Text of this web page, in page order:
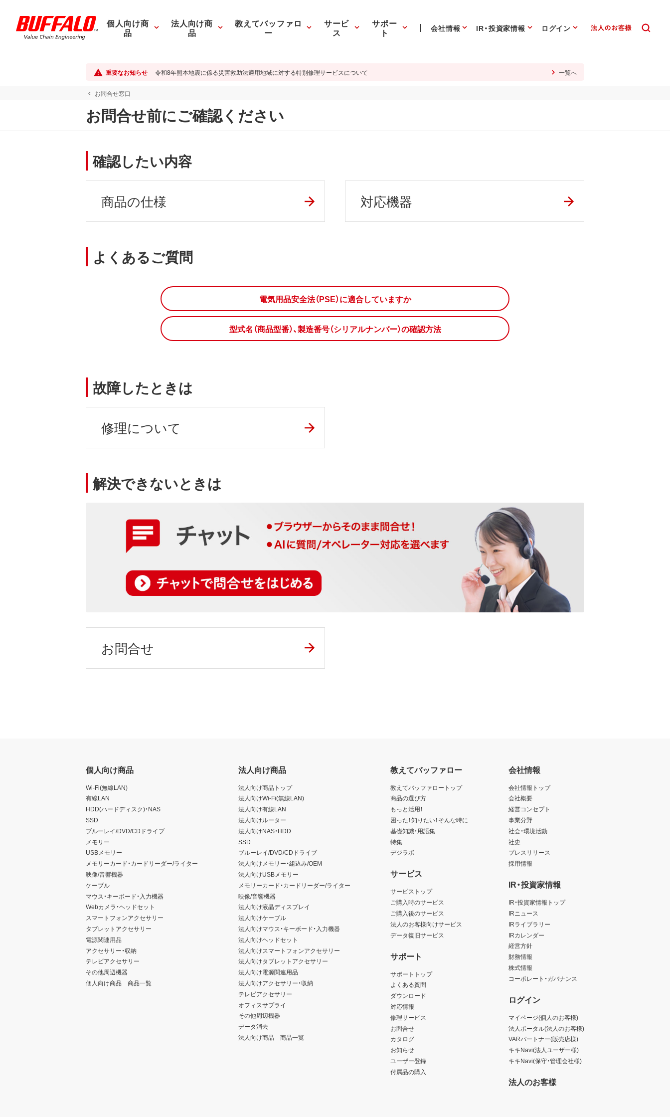
個人向け商
品
法人向け商
品
教えてバッファロ
ー
サービ
ス
サポー
ト 会社情報 IR・投資家情報 ログイン
重要なお知らせ 令和8年熊本地震に係る災害救助法適用地域に対する特別修理サービスについて 一覧へ
お問合せ窓口
お問合せ前にご確認ください
確認したい内容
商品の仕様 対応機器
よくあるご質問
電気用品安全法（PSE）に適合していますか
型式名（商品型番）、製造番号（シリアルナンバー）の確認方法
故障したときは
修理について
解決できないときは
お問合せ
個人向け商品
Wi-Fi(無線LAN)
有線LAN
HDD(ハードディスク)・NAS
SSD
ブルーレイ/DVD/CDドライブ
メモリー
USBメモリー
メモリーカード・カードリーダー/ライター
映像/音響機器
ケーブル
マウス・キーボード・入力機器
Webカメラ・ヘッドセット
スマートフォンアクセサリー
タブレットアクセサリー
電源関連用品
アクセサリー・収納
テレビアクセサリー
その他周辺機器
個人向け商品 商品一覧
法人向け商品
法人向け商品トップ
法人向けWi-Fi(無線LAN)
法人向け有線LAN
法人向けルーター
法人向けNAS・HDD
SSD
ブルーレイ/DVD/CDドライブ
法人向けメモリー・組込み/OEM
法人向けUSBメモリー
メモリーカード・カードリーダー/ライター
映像/音響機器
法人向け液晶ディスプレイ
法人向けケーブル
法人向けマウス・キーボード・入力機器
法人向けヘッドセット
法人向けスマートフォンアクセサリー
法人向けタブレットアクセサリー
法人向け電源関連用品
法人向けアクセサリー・収納
テレビアクセサリー
オフィスサプライ
その他周辺機器
データ消去
法人向け商品 商品一覧
教えてバッファロー
教えてバッファロートップ
商品の選び方
もっと活用！
困った！知りたい！そんな時に
基礎知識・用語集
特集
デジラボ
サービス
サービストップ
ご購入時のサービス
ご購入後のサービス
法人のお客様向けサービス
データ復旧サービス
サポート
サポートトップ
よくある質問
ダウンロード
対応情報
修理サービス
お問合せ
カタログ
お知らせ
ユーザー登録
付属品の購入
会社情報
会社情報トップ
会社概要
経営コンセプト
事業分野
社会・環境活動
社史
プレスリリース
採用情報
IR・投資家情報
IR・投資家情報トップ
IRニュース
IRライブラリー
IRカレンダー
経営方針
財務情報
株式情報
コーポレート・ガバナンス
ログイン
マイページ(個人のお客様)
法人ポータル(法人のお客様)
VARパートナー(販売店様)
キキNavi(法人ユーザー様)
キキNavi(保守・管理会社様)
法人のお客様